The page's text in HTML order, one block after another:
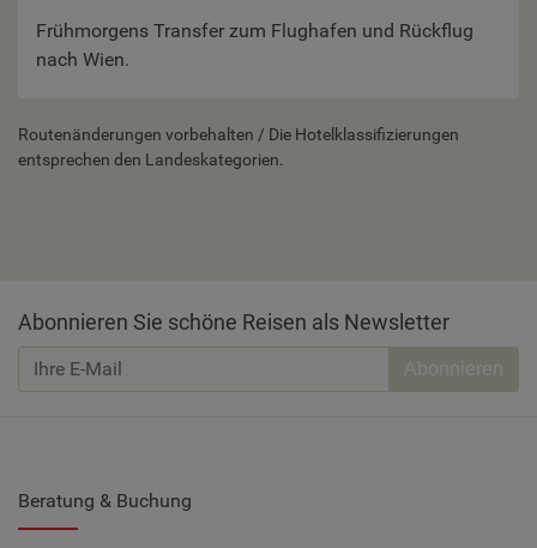
Frühmorgens Transfer zum Flughafen und Rückflug
nach Wien.
Routenänderungen vorbehalten / Die Hotelklassifizierungen
entsprechen den Landeskategorien.
Abonnieren Sie schöne Reisen als Newsletter
Abonnieren
Beratung & Buchung